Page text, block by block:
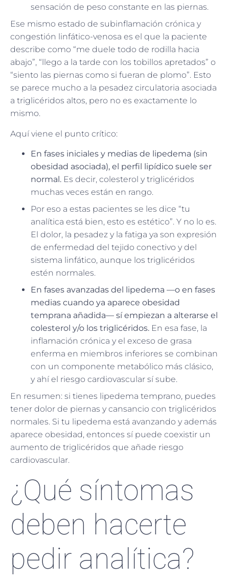
sensación de peso constante en las piernas.
Ese mismo estado de subinflamación crónica y
congestión linfático-venosa es el que la paciente
describe como “me duele todo de rodilla hacia
abajo”, “llego a la tarde con los tobillos apretados” o
“siento las piernas como si fueran de plomo”. Esto
se parece mucho a la pesadez circulatoria asociada
a triglicéridos altos, pero no es exactamente lo
mismo.
Aquí viene el punto crítico:
En fases iniciales y medias de lipedema (sin
obesidad asociada), el perfil lipídico suele ser
normal. Es decir, colesterol y triglicéridos
muchas veces están en rango.
Por eso a estas pacientes se les dice “tu
analítica está bien, esto es estético”. Y no lo es.
El dolor, la pesadez y la fatiga ya son expresión
de enfermedad del tejido conectivo y del
sistema linfático, aunque los triglicéridos
estén normales.
En fases avanzadas del lipedema —o en fases
medias cuando ya aparece obesidad
temprana añadida— sí empiezan a alterarse el
colesterol y/o los triglicéridos. En esa fase, la
inflamación crónica y el exceso de grasa
enferma en miembros inferiores se combinan
con un componente metabólico más clásico,
y ahí el riesgo cardiovascular sí sube.
En resumen: si tienes lipedema temprano, puedes
tener dolor de piernas y cansancio con triglicéridos
normales. Si tu lipedema está avanzando y además
aparece obesidad, entonces sí puede coexistir un
aumento de triglicéridos que añade riesgo
cardiovascular.
¿Qué síntomas
deben hacerte
pedir analítica?